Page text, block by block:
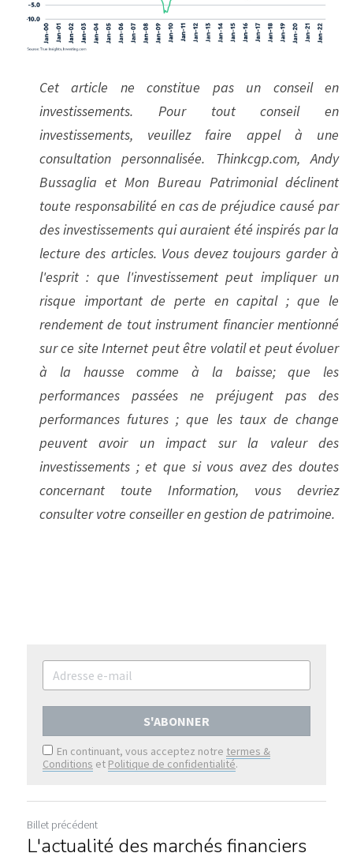
Cet article ne constitue pas un conseil en
investissements. Pour tout conseil en
investissements, veuillez faire appel à une
consultation personnalisée. Thinkcgp.com, Andy
Bussaglia et Mon Bureau Patrimonial déclinent
toute responsabilité en cas de préjudice causé par
des investissements qui auraient été inspirés par la
lecture des articles. Vous devez toujours garder à
l'esprit : que l'investissement peut impliquer un
risque important de perte en capital ; que le
rendement de tout instrument financier mentionné
sur ce site Internet peut être volatil et peut évoluer
à la hausse comme à la baisse; que les
performances passées ne préjugent pas des
performances futures ; que les taux de change
peuvent avoir un impact sur la valeur des
investissements ; et que si vous avez des doutes
concernant toute Information, vous devriez
consulter votre conseiller en gestion de patrimoine.
S'ABONNER
En continuant, vous acceptez notre termes &
Conditions et Politique de confidentialité.
Billet précédent
L'actualité des marchés financiers